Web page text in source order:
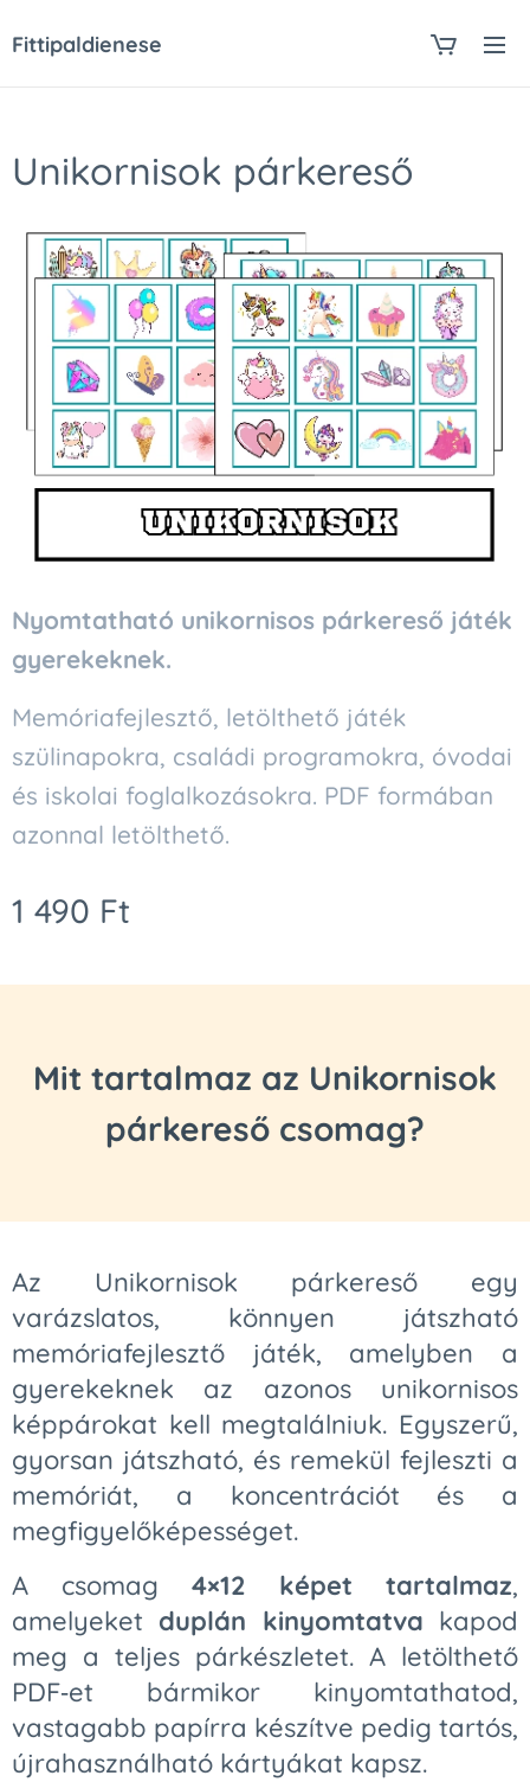
Fittipaldienese
Unikornisok párkereső
Nyomtatható unikornisos párkereső játék
gyerekeknek.
Memóriafejlesztő, letölthető játék
szülinapokra, családi programokra, óvodai
és iskolai foglalkozásokra. PDF formában
azonnal letölthető.
1 490 Ft
Mit tartalmaz az Unikornisok
párkereső csomag?
Az Unikornisok párkereső egy
varázslatos, könnyen játszható
memóriafejlesztő játék, amelyben a
gyerekeknek az azonos unikornisos
képpárokat kell megtalálniuk. Egyszerű,
gyorsan játszható, és remekül fejleszti a
memóriát, a koncentrációt és a
megfigyelőképességet.
A csomag 4×12 képet tartalmaz,
amelyeket duplán kinyomtatva kapod
meg a teljes párkészletet. A letölthető
PDF‑et bármikor kinyomtathatod,
vastagabb papírra készítve pedig tartós,
újrahasználható kártyákat kapsz.